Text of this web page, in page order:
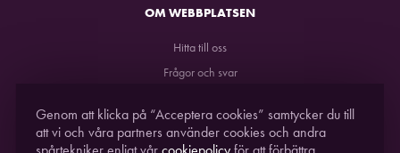
OM WEBBPLATSEN
Hitta till oss
Frågor och svar
Genom att klicka på “Acceptera cookies” samtycker du till
att vi och våra partners använder cookies och andra